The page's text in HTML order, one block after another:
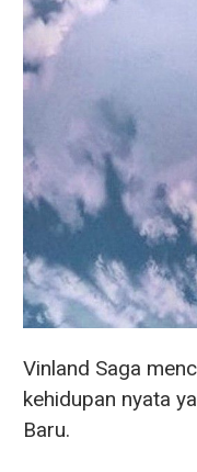
Vinland Saga
kehidupan nyata
Baru.